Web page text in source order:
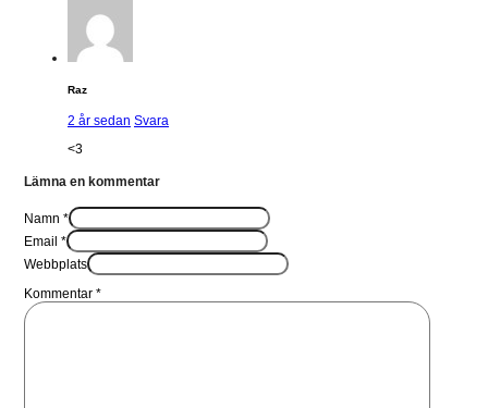
Raz
2 år sedan Svara
<3
Lämna en kommentar
Namn *
Email *
Webbplats
Kommentar *